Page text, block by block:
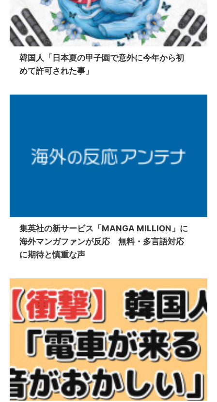
韓国人「日本夏の甲子園で意外に今年から初
めて許可された事」
集英社の新サービス「MANGA MILLION」に
海外マンガファンが反応 無料・多言語対応
に期待と慎重な声